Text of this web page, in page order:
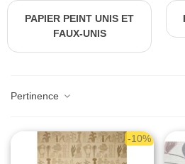
PAPIER PEINT UNIS ET
FAUX-UNIS
Pertinence
-10%